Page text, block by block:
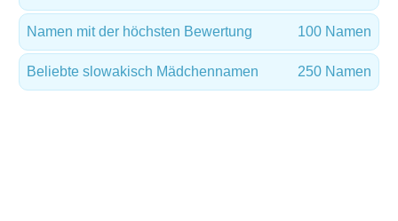
Namen mit der höchsten Bewertung 100 Namen
Beliebte slowakisch Mädchennamen 250 Namen